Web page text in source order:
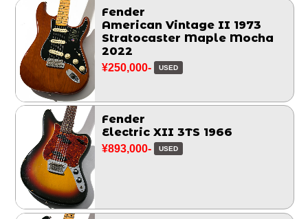
Fender
American Vintage II 1973
Stratocaster Maple Mocha
2022
¥250,000- USED
Fender
Electric XII 3TS 1966
¥893,000- USED